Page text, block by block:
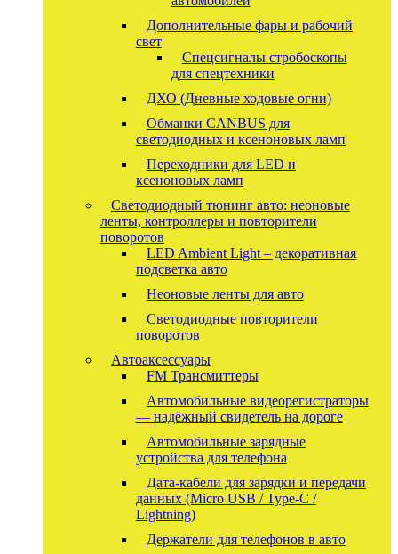
Дополнительные фары и рабочий
свет
Спецсигналы стробоскопы
для спецтехники
ДХО (Дневные ходовые огни)
Обманки CANBUS для
светодиодных и ксеноновых ламп
Переходники для LED и
ксеноновых ламп
Светодиодный тюнинг авто: неоновые
ленты, контроллеры и повторители
поворотов
LED Ambient Light – декоративная
подсветка авто
Неоновые ленты для авто
Светодиодные повторители
поворотов
Автоаксессуары
FM Трансмиттеры
Автомобильные видеорегистраторы
— надёжный свидетель на дороге
Автомобильные зарядные
устройства для телефона
Дата-кабели для зарядки и передачи
данных (Micro USB / Type-C /
Lightning)
Держатели для телефонов в авто